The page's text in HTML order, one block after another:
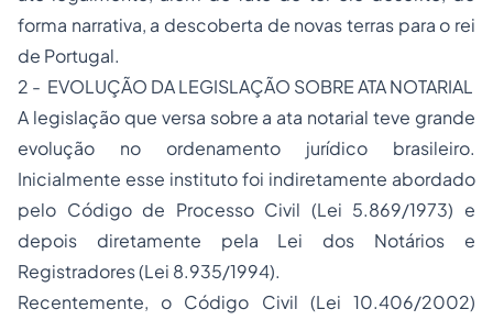
forma narrativa, a descoberta de novas terras para o rei
de Portugal.
2 - EVOLUÇÃO DA LEGISLAÇÃO SOBRE ATA NOTARIAL
A legislação que versa sobre a ata notarial teve grande
evolução no ordenamento jurídico brasileiro.
Inicialmente esse instituto foi indiretamente abordado
pelo Código de ProcessoCivil (Lei 5.869/1973) e
depois diretamente pela Lei dos Notários e
Registradores (Lei 8.935/1994).
Recentemente, o Código Civil (Lei 10.406/2002)